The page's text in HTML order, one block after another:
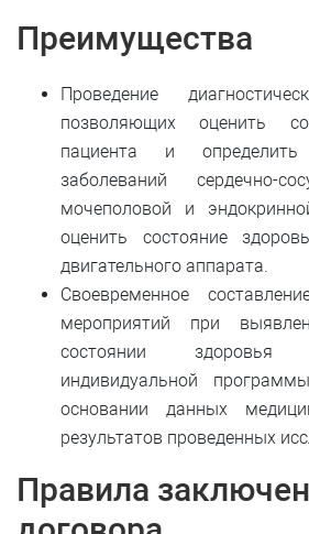
Преимущества
Проведение
позволяющих оценить
пациента и
заболеваний сердечно-
мочеполовой и
оценить состояние
двигательного аппарата.
Своевременное
мероприятий при
состоянии
индивидуальной
основании данных
результатов проведенных
Правила